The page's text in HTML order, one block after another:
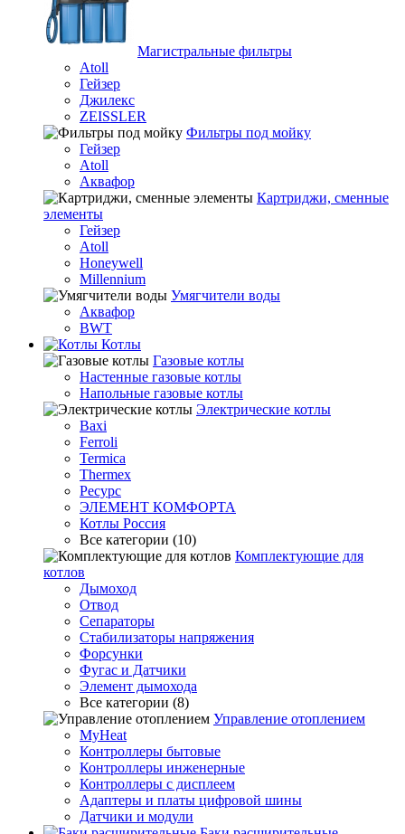
Магистральные фильтры
Atoll
Гейзер
Джилекс
ZEISSLER
Фильтры под мойку
Гейзер
Atoll
Аквафор
Картриджи, сменные
элементы
Гейзер
Atoll
Honeywell
Millennium
Умягчители воды
Аквафор
BWT
Котлы
Гaзовые котлы
Настенные газовые котлы
Напольные газовые котлы
Электрические котлы
Baxi
Ferroli
Termica
Thermex
Ресурс
ЭЛЕМЕНТ КОМФОРТА
Котлы Россия
Все категории (10)
Комплектующие для
котлов
Дымоход
Отвод
Сепараторы
Стабилизаторы напряжения
Форсунки
Фугас и Датчики
Элемент дымохода
Все категории (8)
Управление отоплением
MyHeat
Контроллеры бытовые
Контроллеры инженерные
Контроллеры с дисплеем
Адаптеры и платы цифровой шины
Датчики и модули